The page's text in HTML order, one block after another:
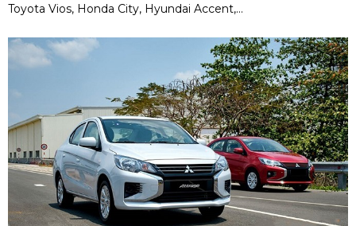
Toyota Vios, Honda City, Hyundai Accent,...